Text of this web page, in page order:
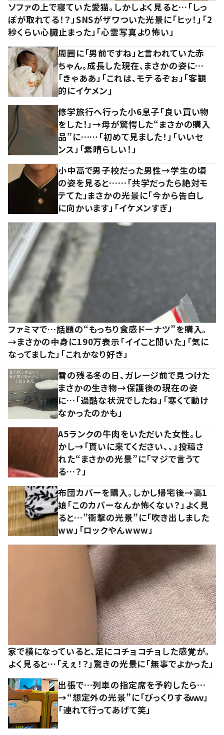
ソファの上で寝ていた愛猫。しかしよく見ると…「しっ
ぽが取れてる！？」SNSがザワついた光景に「ヒッ！」「2
秒くらい心臓止まった」「心霊写真より怖い」
周囲に「男前ですね」と言われていた赤
ちゃん。成長した現在、まさかの姿に…
「きゃああ」「これは、モテるぞぉ」「客観
的にイケメン」
修学旅行へ行った小6息子「良い買い物
をした！」→母が驚愕した“まさかの購入
品”に……「初めて見ました！」「いいセ
ンス」「素晴らしい！」
小中高で男子校だった男性→学生の頃
の姿を見ると……「共学だったら絶対モ
テてた」まさかの光景に「今から告白し
に向かいます」「イケメンすぎ」
ファミマで…話題の“もっちり食感ドーナツ”を購入。
→まさかの中身に190万表示「イイこと聞いた」「気に
なってました」「これかなり好き」
雪の残る冬の日、ガレージ前で見つけた
まさかの生き物→保護後の現在の姿
に…「過酷な状況でしたね」「寒くて動け
なかったのかも」
A5ランクの牛肉をいただいた女性。し
かし→「貰いに来てください、、」投稿さ
れた“まさかの光景”に「マジで言うて
る…？」
布団カバーを購入。しかし帰宅後→高1
娘「このカバーなんか怖くない？」よく見
ると…”衝撃の光景”に「吹き出しました
ww」「ロックやんwww」
家で横になっていると、足にコチョコチョした感覚が。
よく見ると…「えぇ！？」驚きの光景に「無事でよかった」
出張で…列車の指定席を予約したら…
→“想定外の光景”に「びっくりするｗｗ」
「連れて行ってあげて笑」